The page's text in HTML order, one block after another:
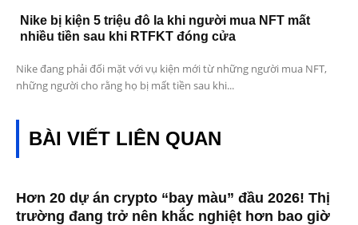
Nike bị kiện 5 triệu đô la khi người mua NFT mất
nhiều tiền sau khi RTFKT đóng cửa
Nike đang phải đối mặt với vụ kiện mới từ những người mua NFT,
những người cho rằng họ bị mất tiền sau khi...
BÀI VIẾT LIÊN QUAN
Hơn 20 dự án crypto “bay màu” đầu 2026! Thị
trường đang trở nên khắc nghiệt hơn bao giờ